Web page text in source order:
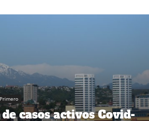
casos activos Covid-